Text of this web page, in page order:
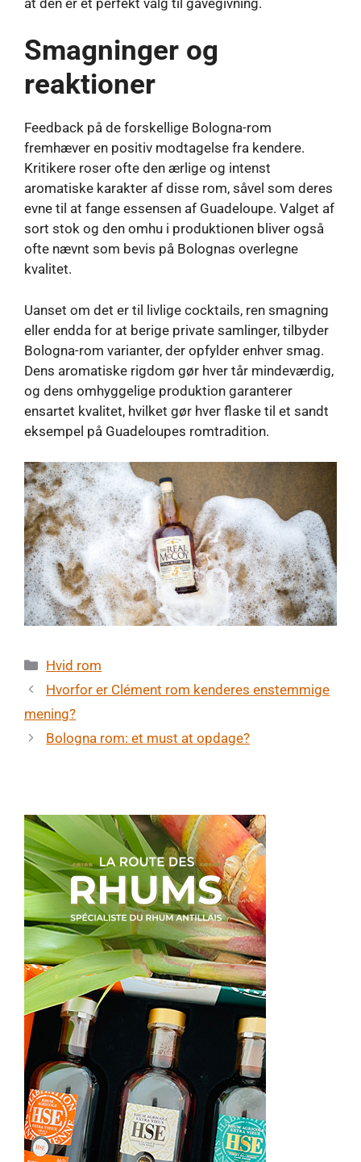
Smagninger og
reaktioner
Feedback på de forskellige Bologna-rom
fremhæver en positiv modtagelse fra kendere.
Kritikere roser ofte den ærlige og intenst
aromatiske karakter af disse rom, såvel som deres
evne til at fange essensen af ​​Guadeloupe. Valget af
sort stok og den omhu i produktionen bliver også
ofte nævnt som bevis på Bolognas overlegne
kvalitet.
Uanset om det er til livlige cocktails, ren smagning
eller endda for at berige private samlinger, tilbyder
Bologna-rom varianter, der opfylder enhver smag.
Dens aromatiske rigdom gør hver tår mindeværdig,
og dens omhyggelige produktion garanterer
ensartet kvalitet, hvilket gør hver flaske til et sandt
eksempel på Guadeloupes romtradition.
Kategorier
Hvid rom
Hvorfor er Clément rom kenderes enstemmige
mening?
Bologna rom: et must at opdage?